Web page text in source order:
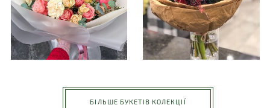
БІЛЬШЕ БУКЕТІВ КОЛЕКЦІЇ